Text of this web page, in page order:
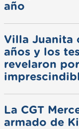
año
Villa Juanita
años y los
revelaron
La CGT
armado de